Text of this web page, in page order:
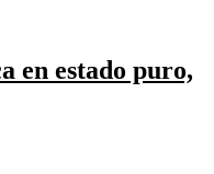
en estado puro,